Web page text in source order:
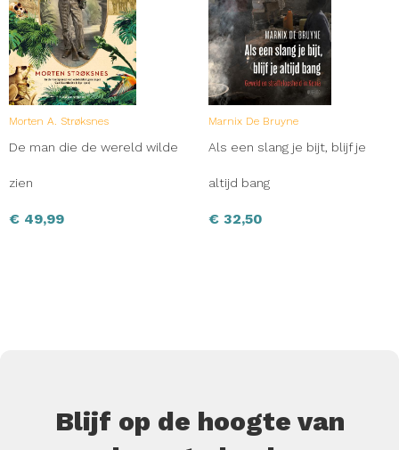
Morten A. Strøksnes
De man die de wereld wilde
zien
€ 49,99
Marnix De Bruyne
Als een slang je bijt, blijf je
altijd bang
€ 32,50
Blijf op de hoogte van